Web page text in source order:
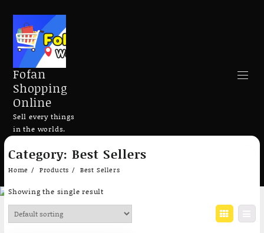
Skip
content
Fofan
Shopping
Online
Sell every things
in the worlds.
Category: Best Sellers
Home Products Best Sellers
Showing the single result